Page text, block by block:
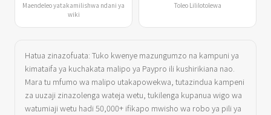
Maendeleo yatakamilishwa ndani ya
wiki
Toleo Lililotolewa
Hatua zinazofuata: Tuko kwenye mazungumzo na kampuni ya
kimataifa ya kuchakata malipo ya Paypro ili kushirikiana nao.
Mara tu mfumo wa malipo utakapowekwa, tutazindua kampeni
za uuzaji zinazolenga wateja wetu, tukilenga kupanua wigo wa
watumiaji wetu hadi 50,000+ ifikapo mwisho wa robo ya pili ya